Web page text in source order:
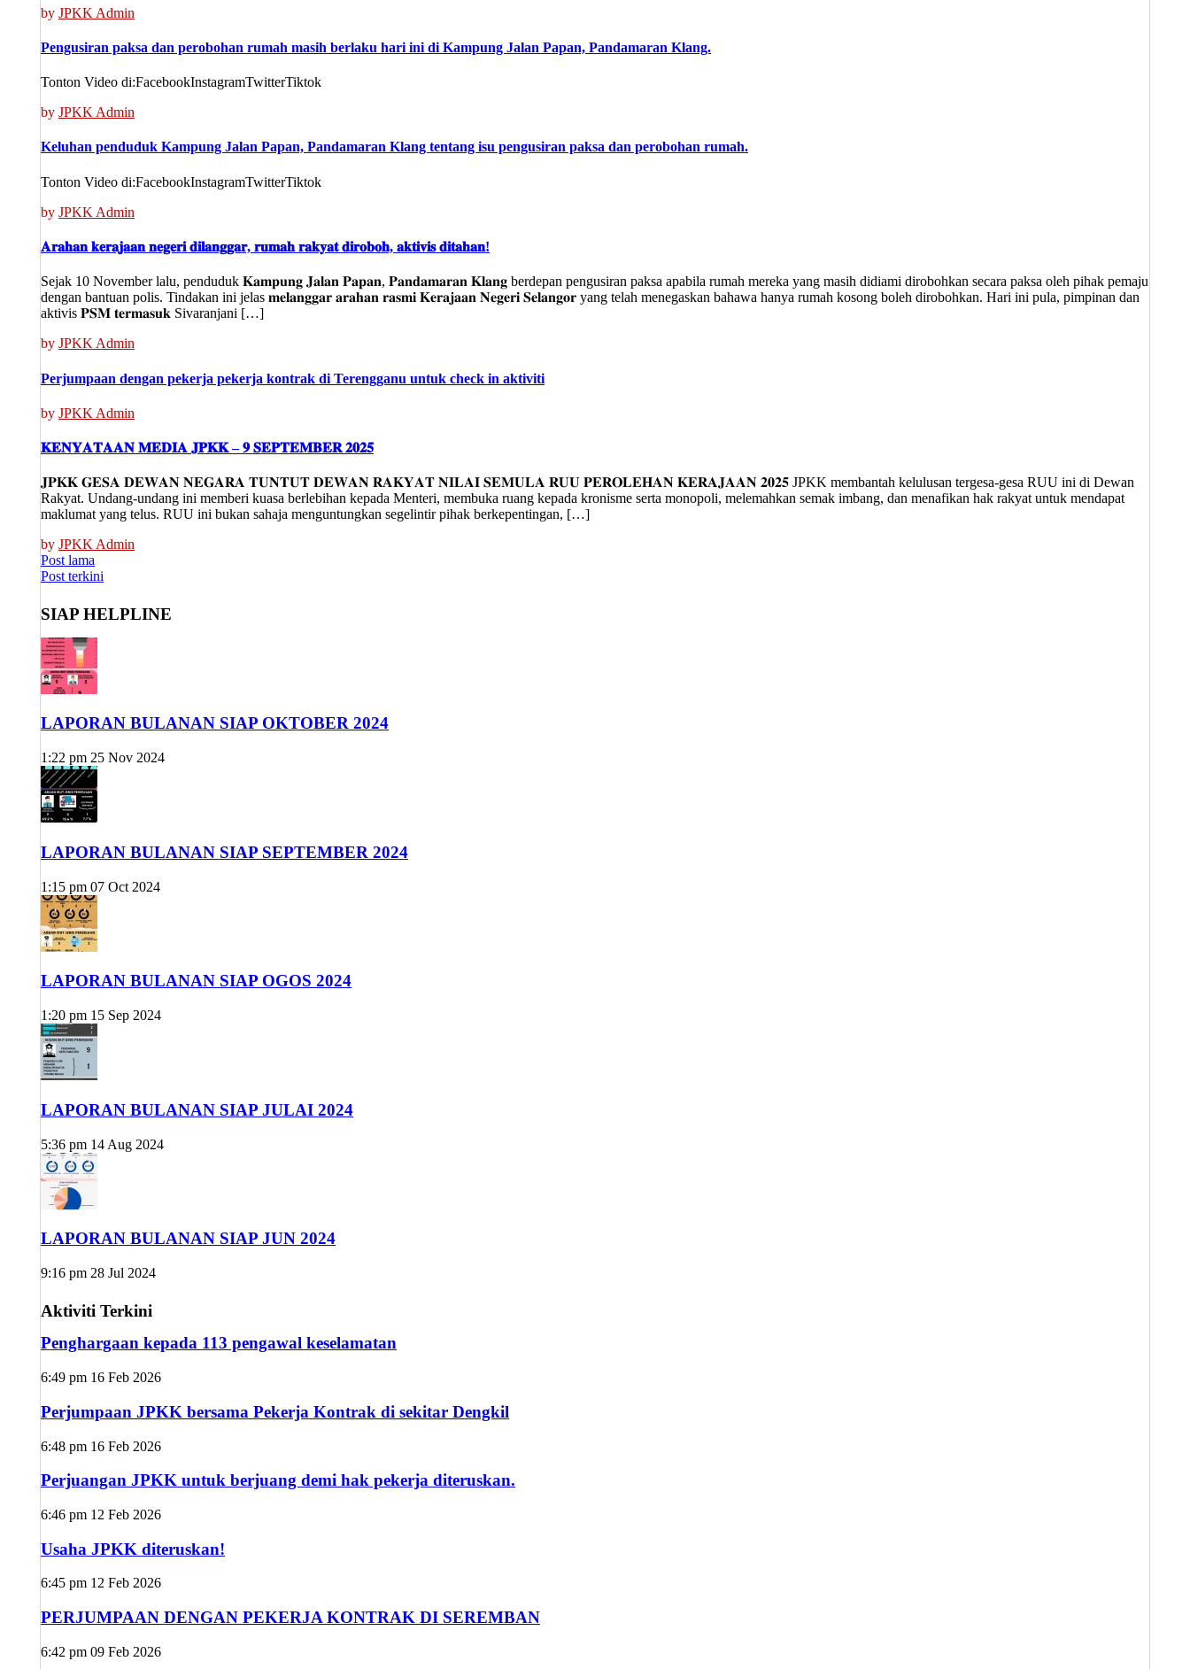
by JPKK Admin
Pengusiran paksa dan perobohan rumah masih berlaku hari ini di Kampung Jalan Papan, Pandamaran Klang.
Tonton Video di:FacebookInstagramTwitterTiktok
by JPKK Admin
Keluhan penduduk Kampung Jalan Papan, Pandamaran Klang tentang isu pengusiran paksa dan perobohan rumah.
Tonton Video di:FacebookInstagramTwitterTiktok
by JPKK Admin
𝐀𝐫𝐚𝐡𝐚𝐧 𝐤𝐞𝐫𝐚𝐣𝐚𝐚𝐧 𝐧𝐞𝐠𝐞𝐫𝐢 𝐝𝐢𝐥𝐚𝐧𝐠𝐠𝐚𝐫, 𝐫𝐮𝐦𝐚𝐡 𝐫𝐚𝐤𝐲𝐚𝐭 𝐝𝐢𝐫𝐨𝐛𝐨𝐡, 𝐚𝐤𝐭𝐢𝐯𝐢𝐬 𝐝𝐢𝐭𝐚𝐡𝐚𝐧!
Sejak 10 November lalu, penduduk 𝐊𝐚𝐦𝐩𝐮𝐧𝐠 𝐉𝐚𝐥𝐚𝐧 𝐏𝐚𝐩𝐚𝐧, 𝐏𝐚𝐧𝐝𝐚𝐦𝐚𝐫𝐚𝐧 𝐊𝐥𝐚𝐧𝐠 berdepan pengusiran paksa apabila rumah mereka yang masih didiami dirobohkan secara paksa oleh pihak pemaju
dengan bantuan polis. Tindakan ini jelas 𝐦𝐞𝐥𝐚𝐧𝐠𝐠𝐚𝐫 𝐚𝐫𝐚𝐡𝐚𝐧 𝐫𝐚𝐬𝐦𝐢 𝐊𝐞𝐫𝐚𝐣𝐚𝐚𝐧 𝐍𝐞𝐠𝐞𝐫𝐢 𝐒𝐞𝐥𝐚𝐧𝐠𝐨𝐫 yang telah menegaskan bahawa hanya rumah kosong boleh dirobohkan. Hari ini pula, pimpinan dan
aktivis 𝐏𝐒𝐌 𝐭𝐞𝐫𝐦𝐚𝐬𝐮𝐤 Sivaranjani […]
by JPKK Admin
Perjumpaan dengan pekerja pekerja kontrak di Terengganu untuk check in aktiviti
by JPKK Admin
𝐊𝐄𝐍𝐘𝐀𝐓𝐀𝐀𝐍 𝐌𝐄𝐃𝐈𝐀 𝐉𝐏𝐊𝐊 – 𝟗 𝐒𝐄𝐏𝐓𝐄𝐌𝐁𝐄𝐑 𝟐𝟎𝟐𝟓
𝐉𝐏𝐊𝐊 𝐆𝐄𝐒𝐀 𝐃𝐄𝐖𝐀𝐍 𝐍𝐄𝐆𝐀𝐑𝐀 𝐓𝐔𝐍𝐓𝐔𝐓 𝐃𝐄𝐖𝐀𝐍 𝐑𝐀𝐊𝐘𝐀𝐓 𝐍𝐈𝐋𝐀𝐈 𝐒𝐄𝐌𝐔𝐋𝐀 𝐑𝐔𝐔 𝐏𝐄𝐑𝐎𝐋𝐄𝐇𝐀𝐍 𝐊𝐄𝐑𝐀𝐉𝐀𝐀𝐍 𝟐𝟎𝟐𝟓 JPKK membantah kelulusan tergesa-gesa RUU ini di Dewan
Rakyat. Undang-undang ini memberi kuasa berlebihan kepada Menteri, membuka ruang kepada kronisme serta monopoli, melemahkan semak imbang, dan menafikan hak rakyat untuk mendapat
maklumat yang telus. RUU ini bukan sahaja menguntungkan segelintir pihak berkepentingan, […]
by JPKK Admin
Posts
navigation
Post lama
Post terkini
SIAP HELPLINE
LAPORAN BULANAN SIAP OKTOBER 2024
1:22 pm 25 Nov 2024
LAPORAN BULANAN SIAP SEPTEMBER 2024
1:15 pm 07 Oct 2024
LAPORAN BULANAN SIAP OGOS 2024
1:20 pm 15 Sep 2024
LAPORAN BULANAN SIAP JULAI 2024
5:36 pm 14 Aug 2024
LAPORAN BULANAN SIAP JUN 2024
9:16 pm 28 Jul 2024
Aktiviti Terkini
Penghargaan kepada 113 pengawal keselamatan
6:49 pm 16 Feb 2026
Perjumpaan JPKK bersama Pekerja Kontrak di sekitar Dengkil
6:48 pm 16 Feb 2026
Perjuangan JPKK untuk berjuang demi hak pekerja diteruskan.
6:46 pm 12 Feb 2026
Usaha JPKK diteruskan!
6:45 pm 12 Feb 2026
PERJUMPAAN DENGAN PEKERJA KONTRAK DI SEREMBAN
6:42 pm 09 Feb 2026